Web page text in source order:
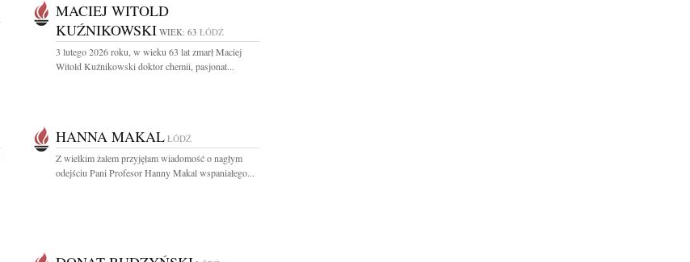
MACIEJ WITOLD
KUŹNIKOWSKI WIEK: 63 ŁÓDŹ
3 lutego 2026 roku, w wieku 63 lat zmarł Maciej
Witold Kuźnikowski doktor chemii, pasjonat...
HANNA MAKAL ŁÓDŹ
Z wielkim żalem przyjęłam wiadomość o nagłym
odejściu Pani Profesor Hanny Makal wspaniałego...